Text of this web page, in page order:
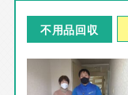
不用品回収